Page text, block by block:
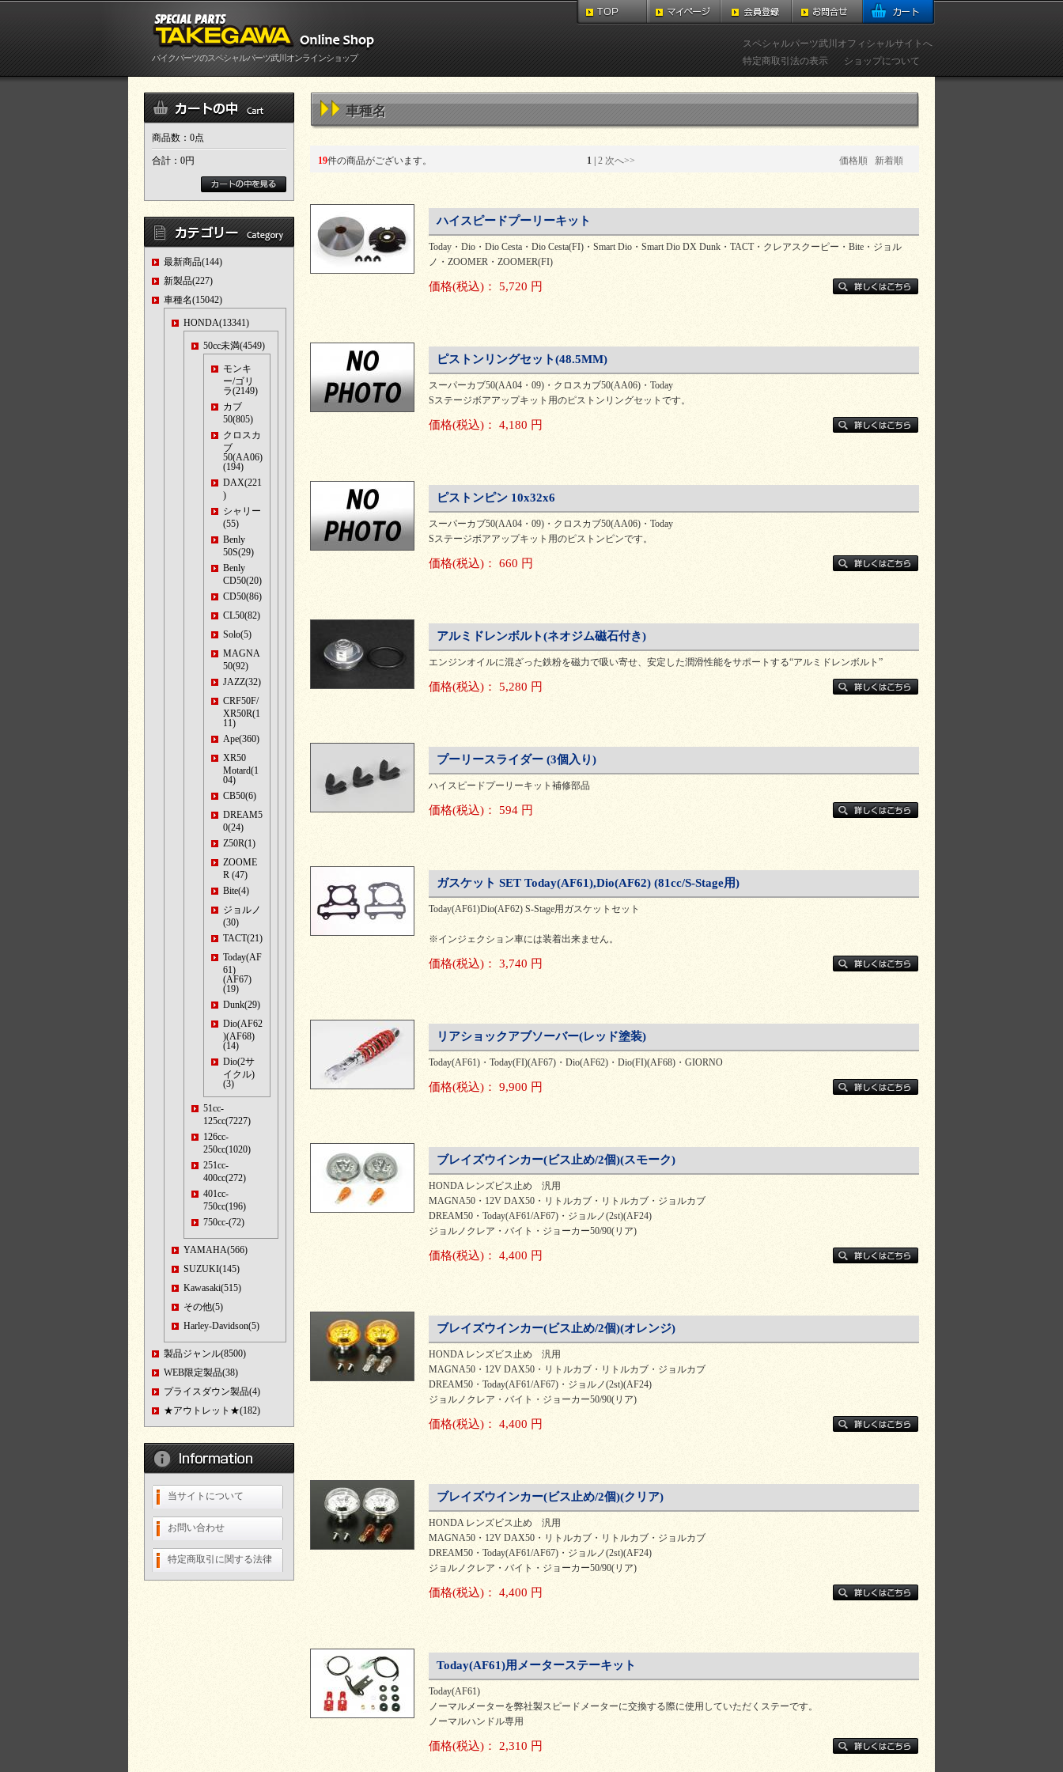
バイクパーツのスペシャルパーツ武川オンラインショップ
スペシャルパーツ武川オフィシャルサイトへ
特定商取引法の表示
ショップについて
商品数：0点
合計： 0円
最新商品(144)
新製品(227)
車種名(15042)
HONDA(13341)
50cc未満(4549)
モンキ
ー/ゴリ
ラ(2149)
カブ
50(805)
クロスカ
ブ
50(AA06)
(194)
DAX(221
)
シャリー
(55)
Benly
50S(29)
Benly
CD50(20)
CD50(86)
CL50(82)
Solo(5)
MAGNA
50(92)
JAZZ(32)
CRF50F/
XR50R(1
11)
Ape(360)
XR50
Motard(1
04)
CB50(6)
DREAM5
0(24)
Z50R(1)
ZOOME
R (47)
Bite(4)
ジョルノ
(30)
TACT(21)
Today(AF
61)
(AF67)
(19)
Dunk(29)
Dio(AF62
)(AF68)
(14)
Dio(2サ
イクル)
(3)
51cc-
125cc(7227)
126cc-
250cc(1020)
251cc-
400cc(272)
401cc-
750cc(196)
750cc-(72)
YAMAHA(566)
SUZUKI(145)
Kawasaki(515)
その他(5)
Harley-Davidson(5)
製品ジャンル(8500)
WEB限定製品(38)
プライスダウン製品(4)
★アウトレット★(182)
当サイトについて
お問い合わせ
特定商取引に関する法律
車種名
19件の商品がございます。 1 | 2 次へ>> 価格順 新着順
ハイスピードプーリーキット
Today・Dio・Dio Cesta・Dio Cesta(FI)・Smart Dio・Smart Dio DX Dunk・TACT・クレアスクーピー・Bite・ジョル
ノ・ZOOMER・ZOOMER(FI)
価格(税込) ： 5,720 円
ピストンリングセット(48.5MM)
スーパーカブ50(AA04・09)・クロスカブ50(AA06)・Today
Sステージボアアップキット用のピストンリングセットです。
価格(税込) ： 4,180 円
ピストンピン 10x32x6
スーパーカブ50(AA04・09)・クロスカブ50(AA06)・Today
Sステージボアアップキット用のピストンピンです。
価格(税込) ： 660 円
アルミドレンボルト(ネオジム磁石付き)
エンジンオイルに混ざった鉄粉を磁力で吸い寄せ、安定した潤滑性能をサポートする“アルミドレンボルト”
価格(税込) ： 5,280 円
プーリースライダー (3個入り)
ハイスピードプーリーキット補修部品
価格(税込) ： 594 円
ガスケット SET Today(AF61),Dio(AF62) (81cc/S-Stage用)
Today(AF61)Dio(AF62) S-Stage用ガスケットセット
※インジェクション車には装着出来ません。
価格(税込) ： 3,740 円
リアショックアブソーバー(レッド塗装)
Today(AF61)・Today(FI)(AF67)・Dio(AF62)・Dio(FI)(AF68)・GIORNO
価格(税込) ： 9,900 円
ブレイズウインカー(ビス止め/2個)(スモーク)
HONDA レンズビス止め 汎用
MAGNA50・12V DAX50・リトルカブ・リトルカブ・ジョルカブ
DREAM50・Today(AF61/AF67)・ジョルノ(2st)(AF24)
ジョルノクレア・バイト・ジョーカー50/90(リア)
価格(税込) ： 4,400 円
ブレイズウインカー(ビス止め/2個)(オレンジ)
HONDA レンズビス止め 汎用
MAGNA50・12V DAX50・リトルカブ・リトルカブ・ジョルカブ
DREAM50・Today(AF61/AF67)・ジョルノ(2st)(AF24)
ジョルノクレア・バイト・ジョーカー50/90(リア)
価格(税込) ： 4,400 円
ブレイズウインカー(ビス止め/2個)(クリア)
HONDA レンズビス止め 汎用
MAGNA50・12V DAX50・リトルカブ・リトルカブ・ジョルカブ
DREAM50・Today(AF61/AF67)・ジョルノ(2st)(AF24)
ジョルノクレア・バイト・ジョーカー50/90(リア)
価格(税込) ： 4,400 円
Today(AF61)用メーターステーキット
Today(AF61)
ノーマルメーターを弊社製スピードメーターに交換する際に使用していただくステーです。
ノーマルハンドル専用
価格(税込) ： 2,310 円